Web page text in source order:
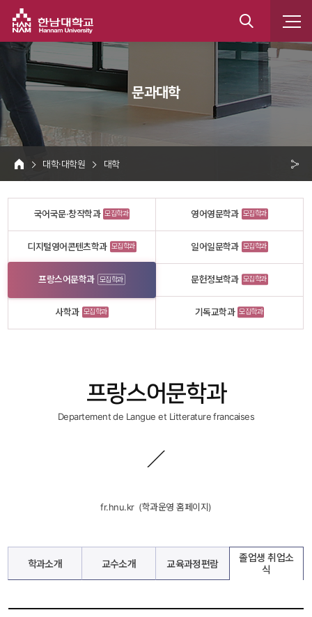
통
합
검
문과대학
HOME
대학·대학원 대학
국어국문·창작학과 모집학과 영어영문학과 모집학과
디지털영어콘텐츠학과 모집학과 일어일문학과 모집학과
프랑스어문학과 모집학과 문헌정보학과 모집학과
사학과 모집학과 기독교학과 모집학과
프랑스어문학과
Departement de Langue et Litterature francaises
fr.hnu.kr (학과운영 홈페이지)
학과소개 교수소개 교육과정편람
졸업생 취업소
식